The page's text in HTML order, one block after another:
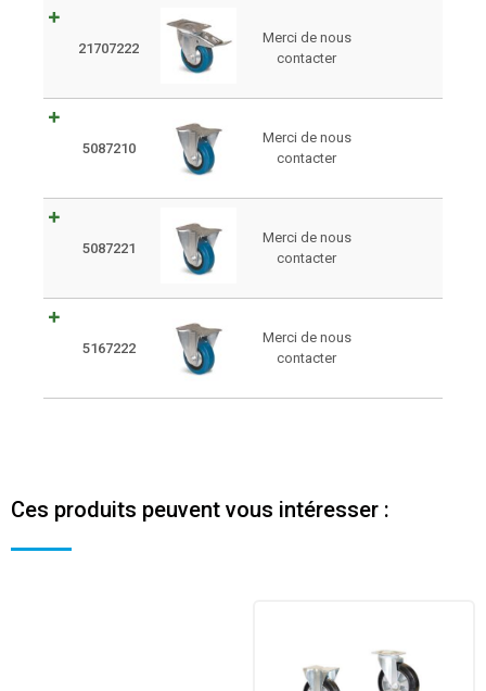
21707222
Merci de nous
contacter
5087210
Merci de nous
contacter
5087221
Merci de nous
contacter
5167222
Merci de nous
contacter
Ces produits peuvent vous intéresser :